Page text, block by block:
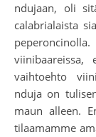
ndujaan, oli
calabrialaista
vaihtoehto
nduja on
maun alleen.
tilaamamme